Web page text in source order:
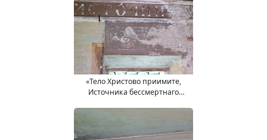
«Тело Христово приимите,
Источника бессмертнаго